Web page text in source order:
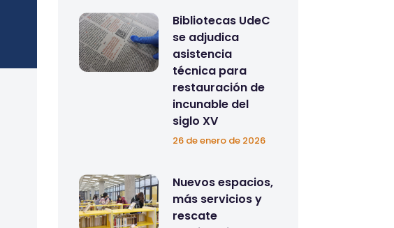
Bibliotecas UdeC
se adjudica
asistencia
técnica para
restauración de
incunable del
siglo XV
26 de enero de 2026
Nuevos espacios,
más servicios y
rescate